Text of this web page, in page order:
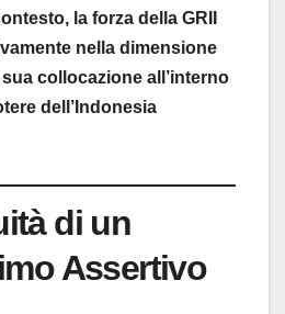
la forza della GRII
nella dimensione
collocazione all’interno
dell’Indonesia
di un
Assertivo